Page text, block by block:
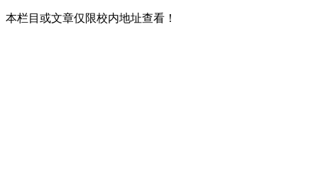
本栏目或文章仅限校内地址查看！